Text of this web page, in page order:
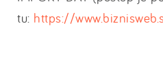
tu: https://